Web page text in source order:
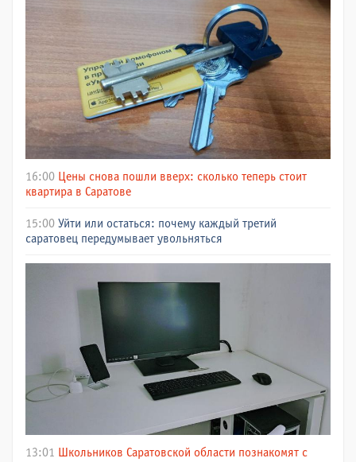
16:00 Цены снова пошли вверх: сколько теперь стоит
квартира в Саратове
15:00 Уйти или остаться: почему каждый третий
саратовец передумывает увольняться
13:01
Школьников Саратовской области познакомят с